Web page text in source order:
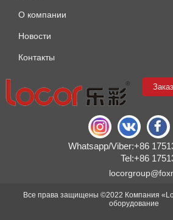
О компании
Новости
Контакты
Whatsapp/Viber:+86
Tel:+86
Все права защищены ©2022 Компания
оборудование